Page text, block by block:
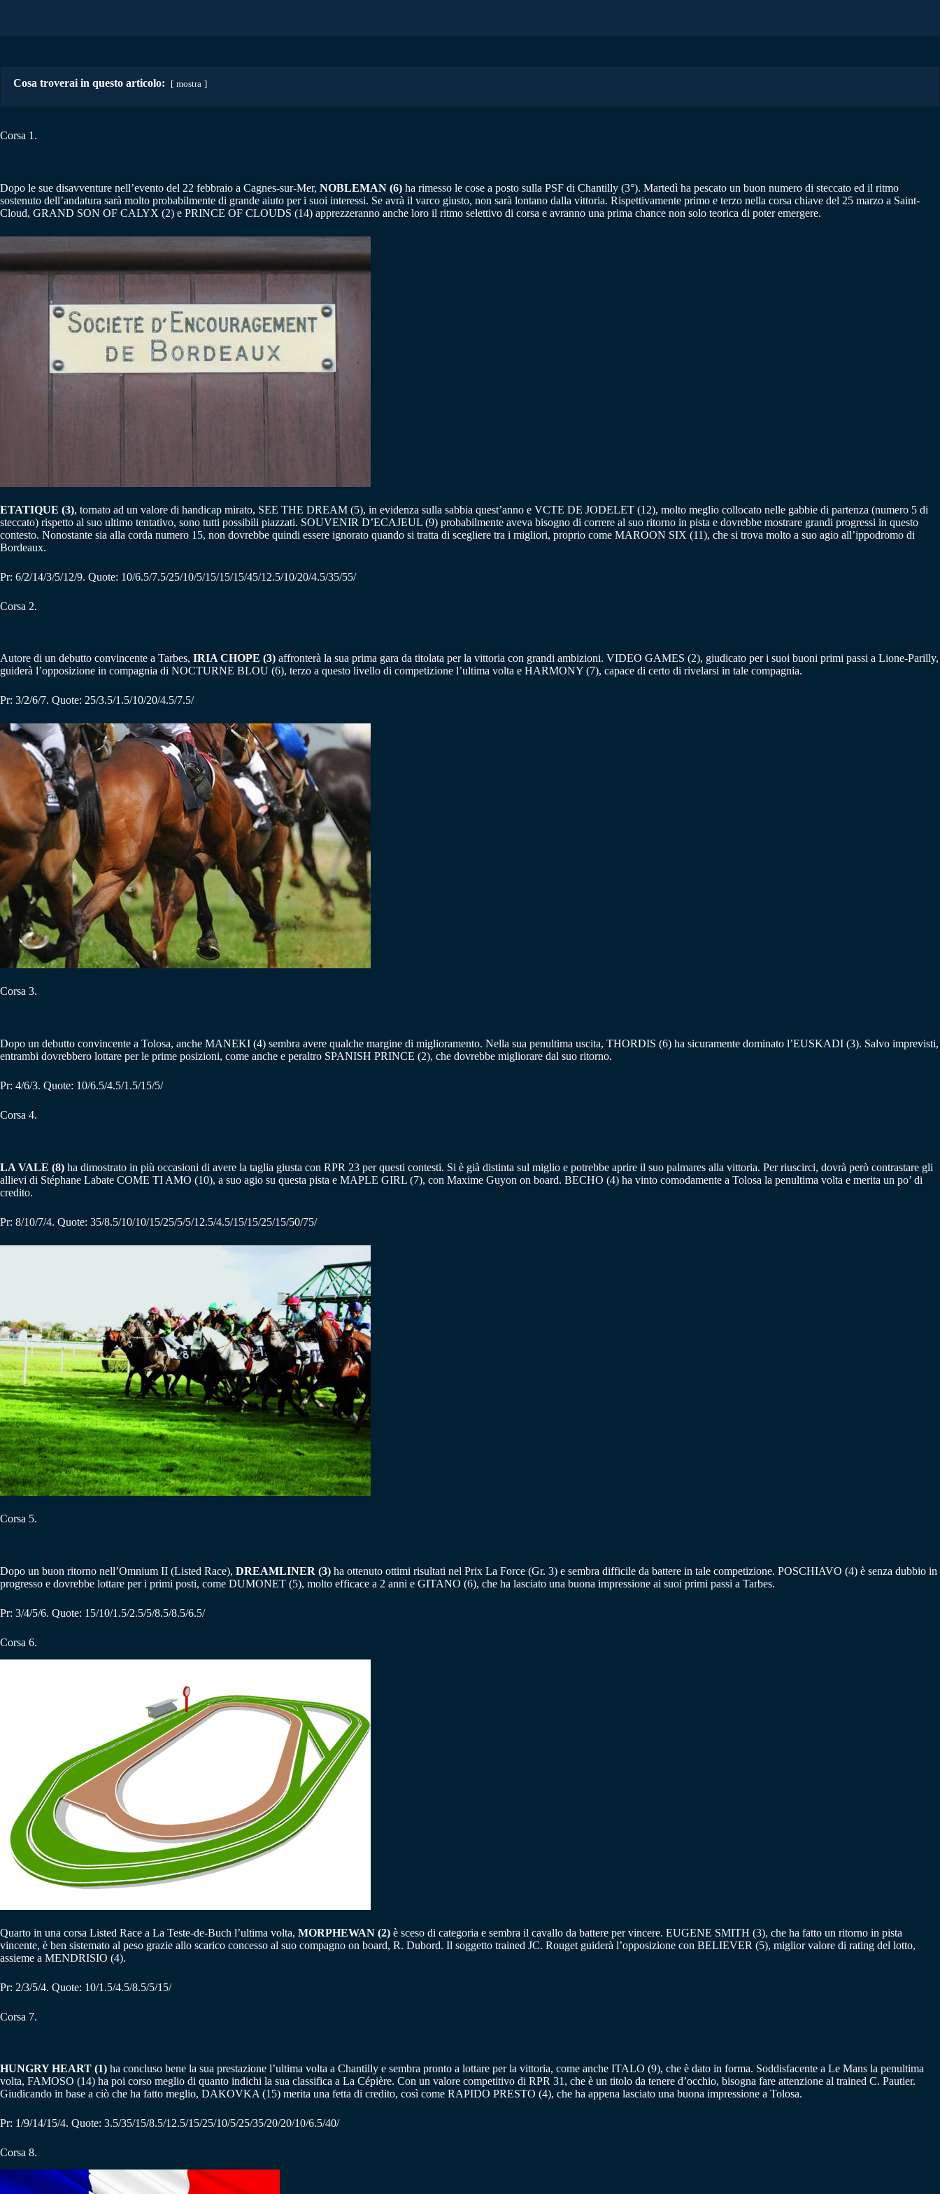
Cosa troverai in questo articolo: mostra
Corsa 1.
Dopo le sue disavventure nell’evento del 22 febbraio a Cagnes-sur-Mer, NOBLEMAN (6) ha rimesso le cose a posto sulla PSF di Chantilly (3°). Martedì ha pescato un buon numero di steccato ed il ritmo
sostenuto dell’andatura sarà molto probabilmente di grande aiuto per i suoi interessi. Se avrà il varco giusto, non sarà lontano dalla vittoria. Rispettivamente primo e terzo nella corsa chiave del 25 marzo a Saint-
Cloud, GRAND SON OF CALYX (2) e PRINCE OF CLOUDS (14) apprezzeranno anche loro il ritmo selettivo di corsa e avranno una prima chance non solo teorica di poter emergere.
ETATIQUE (3), tornato ad un valore di handicap mirato, SEE THE DREAM (5), in evidenza sulla sabbia quest’anno e VCTE DE JODELET (12), molto meglio collocato nelle gabbie di partenza (numero 5 di
steccato) rispetto al suo ultimo tentativo, sono tutti possibili piazzati. SOUVENIR D’ECAJEUL (9) probabilmente aveva bisogno di correre al suo ritorno in pista e dovrebbe mostrare grandi progressi in questo
contesto. Nonostante sia alla corda numero 15, non dovrebbe quindi essere ignorato quando si tratta di scegliere tra i migliori, proprio come MAROON SIX (11), che si trova molto a suo agio all’ippodromo di
Bordeaux.
Pr: 6/2/14/3/5/12/9. Quote: 10/6.5/7.5/25/10/5/15/15/15/45/12.5/10/20/4.5/35/55/
Corsa 2.
Autore di un debutto convincente a Tarbes, IRIA CHOPE (3) affronterà la sua prima gara da titolata per la vittoria con grandi ambizioni. VIDEO GAMES (2), giudicato per i suoi buoni primi passi a Lione-Parilly,
guiderà l’opposizione in compagnia di NOCTURNE BLOU (6), terzo a questo livello di competizione l’ultima volta e HARMONY (7), capace di certo di rivelarsi in tale compagnia.
Pr: 3/2/6/7. Quote: 25/3.5/1.5/10/20/4.5/7.5/
Corsa 3.
Dopo un debutto convincente a Tolosa, anche MANEKI (4) sembra avere qualche margine di miglioramento. Nella sua penultima uscita, THORDIS (6) ha sicuramente dominato l’EUSKADI (3). Salvo imprevisti,
entrambi dovrebbero lottare per le prime posizioni, come anche e peraltro SPANISH PRINCE (2), che dovrebbe migliorare dal suo ritorno.
Pr: 4/6/3. Quote: 10/6.5/4.5/1.5/15/5/
Corsa 4.
LA VALE (8) ha dimostrato in più occasioni di avere la taglia giusta con RPR 23 per questi contesti. Si è già distinta sul miglio e potrebbe aprire il suo palmares alla vittoria. Per riuscirci, dovrà però contrastare gli
allievi di Stéphane Labate COME TI AMO (10), a suo agio su questa pista e MAPLE GIRL (7), con Maxime Guyon on board. BECHO (4) ha vinto comodamente a Tolosa la penultima volta e merita un po’ di
credito.
Pr: 8/10/7/4. Quote: 35/8.5/10/10/15/25/5/5/12.5/4.5/15/15/25/15/50/75/
Corsa 5.
Dopo un buon ritorno nell’Omnium II (Listed Race), DREAMLINER (3) ha ottenuto ottimi risultati nel Prix La Force (Gr. 3) e sembra difficile da battere in tale competizione. POSCHIAVO (4) è senza dubbio in
progresso e dovrebbe lottare per i primi posti, come DUMONET (5), molto efficace a 2 anni e GITANO (6), che ha lasciato una buona impressione ai suoi primi passi a Tarbes.
Pr: 3/4/5/6. Quote: 15/10/1.5/2.5/5/8.5/8.5/6.5/
Corsa 6.
Quarto in una corsa Listed Race a La Teste-de-Buch l’ultima volta, MORPHEWAN (2) è sceso di categoria e sembra il cavallo da battere per vincere. EUGENE SMITH (3), che ha fatto un ritorno in pista
vincente, è ben sistemato al peso grazie allo scarico concesso al suo compagno on board, R. Dubord. Il soggetto trained JC. Rouget guiderà l’opposizione con BELIEVER (5), miglior valore di rating del lotto,
assieme a MENDRISIO (4).
Pr: 2/3/5/4. Quote: 10/1.5/4.5/8.5/5/15/
Corsa 7.
HUNGRY HEART (1) ha concluso bene la sua prestazione l’ultima volta a Chantilly e sembra pronto a lottare per la vittoria, come anche ITALO (9), che è dato in forma. Soddisfacente a Le Mans la penultima
volta, FAMOSO (14) ha poi corso meglio di quanto indichi la sua classifica a La Cépière. Con un valore competitivo di RPR 31, che è un titolo da tenere d’occhio, bisogna fare attenzione al trained C. Pautier.
Giudicando in base a ciò che ha fatto meglio, DAKOVKA (15) merita una fetta di credito, così come RAPIDO PRESTO (4), che ha appena lasciato una buona impressione a Tolosa.
Pr: 1/9/14/15/4. Quote: 3.5/35/15/8.5/12.5/15/25/10/5/25/35/20/20/10/6.5/40/
Corsa 8.